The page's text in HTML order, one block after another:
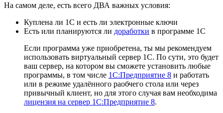
На самом деле, есть всего ДВА важных условия:
Куплена ли 1С и есть ли электронные ключи
Есть или планируются ли доработки в программе 1С
Если программа уже приобретена, ты мы рекомендуем
использовать виртуальный сервер 1С. По сути, это будет
ваш сервер, на котором вы сможете установить любые
программы, в том числе 1С:Предприятие 8 и работать
или в режиме удалённого раобчего стола или через
привычный клиент, но для этого случая вам необходима
лицензия на сервер 1С:Предприятие 8.